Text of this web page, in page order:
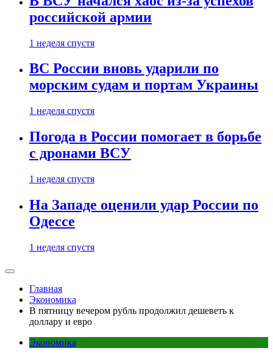
российской армии
1 неделя спустя
ВС России вновь ударили по
морским судам и портам Украины
1 неделя спустя
Погода в России помогает в борьбе
с дронами ВСУ
1 неделя спустя
На Западе оценили удар России по
Одессе
1 неделя спустя
Главная
Экономика
В пятницу вечером рубль продолжил дешеветь к
доллару и евро
Экономика